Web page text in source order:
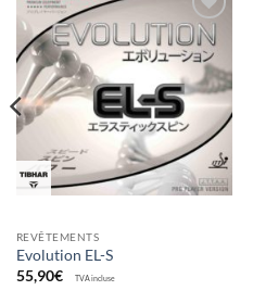
Ajouter
aux
souhaits
REVÊTEMENTS
Evolution EL-S
55,90€ TVA incluse